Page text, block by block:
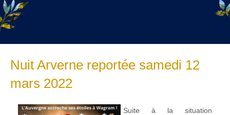
Nuit Arverne reportée samedi 12
mars 2022
Suite à la situation